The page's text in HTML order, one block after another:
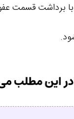
برداشت قسمت